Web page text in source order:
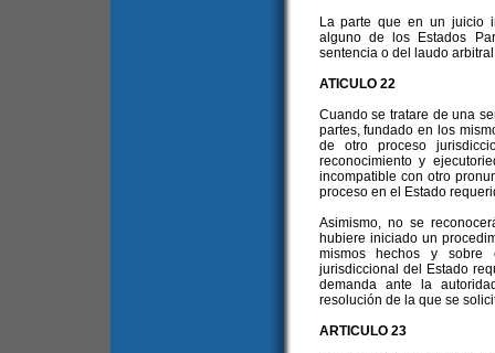
La parte que en un juicio
alguno de los Estados
sentencia o del laudo
ATICULO 22
Cuando se tratare de una
partes, fundado en los
de otro proceso
reconocimiento y
incompatible con otro
proceso en el Estado
Asimismo, no se
hubiere iniciado un
mismos hechos y sobre
jurisdiccional del Estado
demanda ante la
resolución de la que se
ARTICULO 23